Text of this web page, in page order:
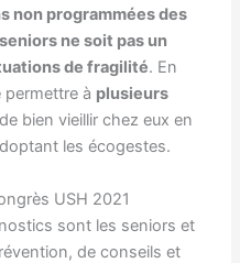
non programmées des
ne soit pas un
de fragilité. En
permettre à plusieurs
bien vieillir chez eux en
les écogestes.
USH 2021
sont les seniors et
de conseils et